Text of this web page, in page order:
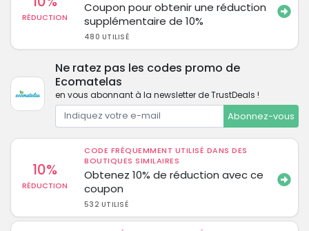
RÉDUCTION
Coupon pour obtenir une réduction
supplémentaire de 10%
480 UTILISÉ
Ne ratez pas les codes promo de
Ecomatelas
en vous abonnant à la newsletter de TrustDeals !
Abonnez-vous
10%
RÉDUCTION
CODE FRÉQUEMMENT UTILISÉ DANS DES
BOUTIQUES SIMILAIRES
Obtenez 10% de réduction avec ce
coupon
532 UTILISÉ